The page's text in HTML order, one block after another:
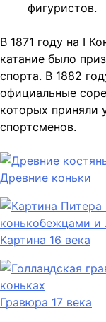
фигуристов.
В 1871 году на I
катание было
спорта. В 1882
официальные
которых приняли
спортсменов.
Древние коньки
Картина 16 века
Гравюра 17 века